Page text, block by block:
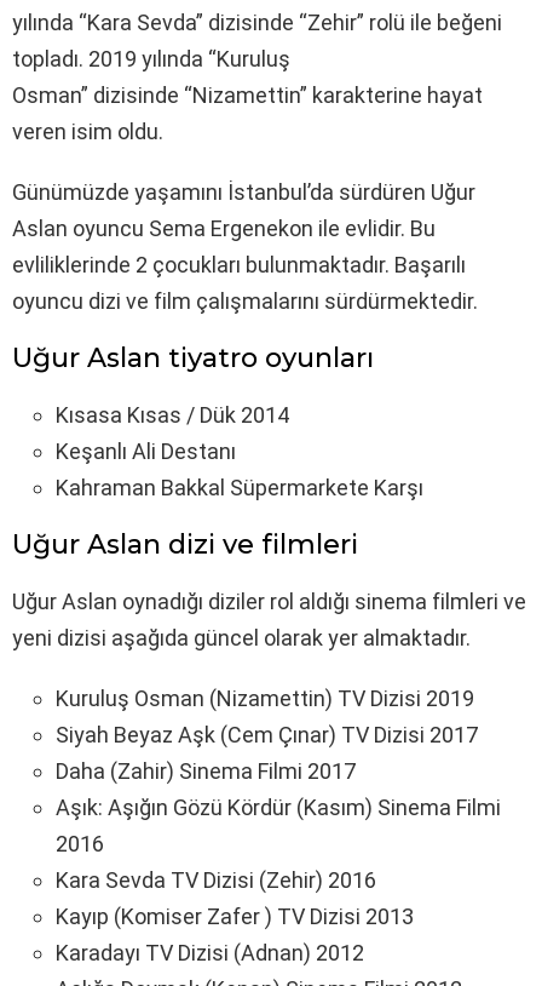
yılında “Kara Sevda” dizisinde “Zehir” rolü ile beğeni
topladı. 2019 yılında “Kuruluş
Osman” dizisinde “Nizamettin” karakterine hayat
veren isim oldu.
Günümüzde yaşamını İstanbul’da sürdüren Uğur
Aslan oyuncu Sema Ergenekon ile evlidir. Bu
evliliklerinde 2 çocukları bulunmaktadır. Başarılı
oyuncu dizi ve film çalışmalarını sürdürmektedir.
Uğur Aslan tiyatro oyunları
Kısasa Kısas / Dük 2014
Keşanlı Ali Destanı
Kahraman Bakkal Süpermarkete Karşı
Uğur Aslan dizi ve filmleri
Uğur Aslan oynadığı diziler rol aldığı sinema filmleri ve
yeni dizisi aşağıda güncel olarak yer almaktadır.
Kuruluş Osman (Nizamettin) TV Dizisi 2019
Siyah Beyaz Aşk (Cem Çınar) TV Dizisi 2017
Daha (Zahir) Sinema Filmi 2017
Aşık: Aşığın Gözü Kördür (Kasım) Sinema Filmi
2016
Kara Sevda TV Dizisi (Zehir) 2016
Kayıp (Komiser Zafer ) TV Dizisi 2013
Karadayı TV Dizisi (Adnan) 2012